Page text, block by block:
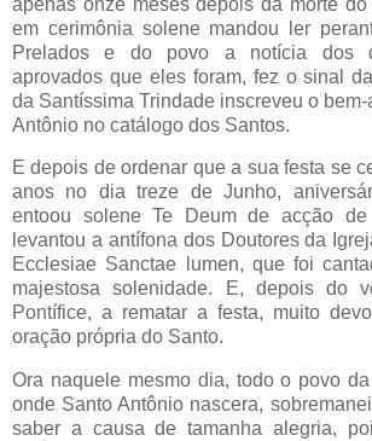
em cerimônia solene mandou ler
Prelados e do povo a notícia dos
aprovados que eles foram, fez o sinal
da Santíssima Trindade inscreveu o
Antônio no catálogo dos Santos.
E depois de ordenar que a sua festa se
anos no dia treze de Junho,
entoou solene Te Deum de acção
levantou a antífona dos Doutores da
Ecclesiae Sanctae lumen, que foi
majestosa solenidade. E, depois do
Pontífice, a rematar a festa, muito
oração própria do Santo.
Ora naquele mesmo dia, todo o povo
onde Santo Antônio nascera,
saber a causa de tamanha alegria,